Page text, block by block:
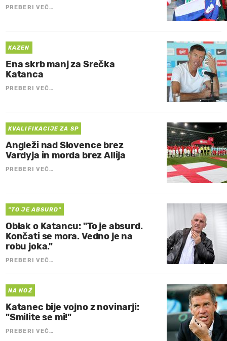
PREBERI VEČ…
KAZEN
Ena skrb manj za Srečka
Katanca
PREBERI VEČ…
KVALIFIKACIJE ZA SP
Angleži nad Slovence brez
Vardyja in morda brez Allija
PREBERI VEČ…
"TO JE ABSURD"
Oblak o Katancu: "To je absurd.
Končati se mora. Vedno je na
robu joka."
PREBERI VEČ…
NA NOŽ
Katanec bije vojno z novinarji:
"Smilite se mi!"
PREBERI VEČ…